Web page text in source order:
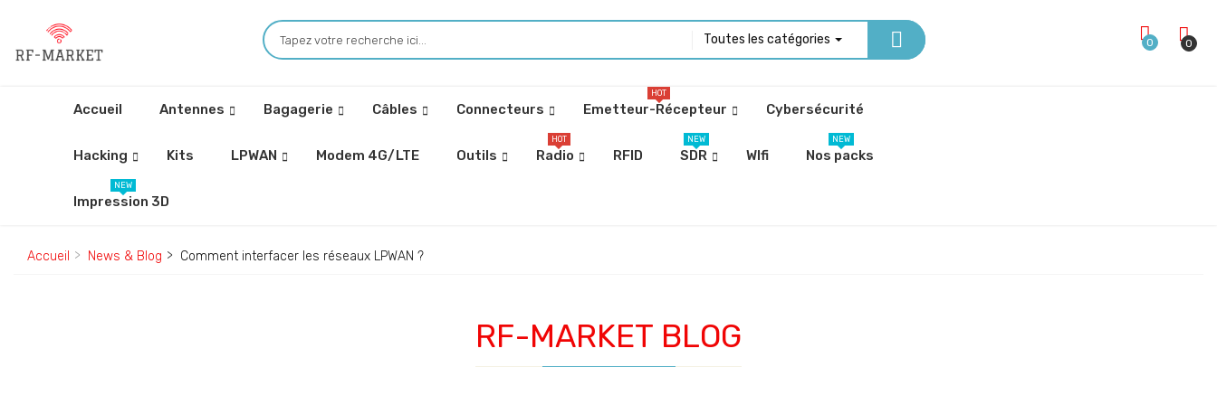
Toutes les catégories 0 0
Accueil Antennes Bagagerie Câbles Connecteurs Emetteur-Récepteur
HOT
Cybersécurité
Hacking Kits LPWAN Modem 4G/LTE Outils Radio
HOT
RFID SDR
NEW
WIfi Nos packs
NEW
Impression 3D
NEW
Accueil News & Blog Comment interfacer les réseaux LPWAN ?
RF-MARKET BLOG